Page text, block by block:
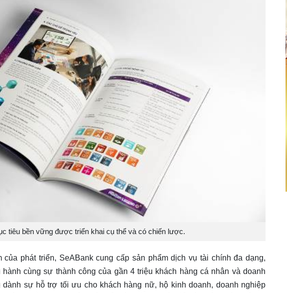
tiêu bền vững được triển khai cụ thể và có chiến lược.
phát triển, SeABank cung cấp sản phẩm dịch vụ tài chính đa dạng,
hành cùng sự thành công của gần 4 triệu khách hàng cá nhân và doanh
sự hỗ trợ tối ưu cho khách hàng nữ, hộ kinh doanh, doanh nghiệp